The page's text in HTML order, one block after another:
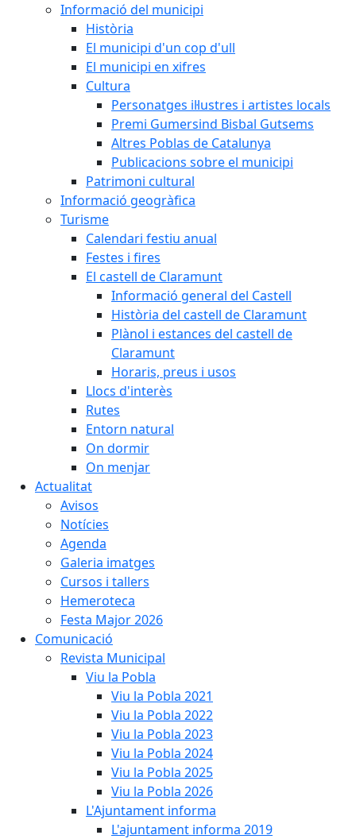
Informació del municipi
Història
El municipi d'un cop d'ull
El municipi en xifres
Cultura
Personatges il·lustres i artistes locals
Premi Gumersind Bisbal Gutsems
Altres Poblas de Catalunya
Publicacions sobre el municipi
Patrimoni cultural
Informació geogràfica
Turisme
Calendari festiu anual
Festes i fires
El castell de Claramunt
Informació general del Castell
Història del castell de Claramunt
Plànol i estances del castell de
Claramunt
Horaris, preus i usos
Llocs d'interès
Rutes
Entorn natural
On dormir
On menjar
Actualitat
Avisos
Notícies
Agenda
Galeria imatges
Cursos i tallers
Hemeroteca
Festa Major 2026
Comunicació
Revista Municipal
Viu la Pobla
Viu la Pobla 2021
Viu la Pobla 2022
Viu la Pobla 2023
Viu la Pobla 2024
Viu la Pobla 2025
Viu la Pobla 2026
L'Ajuntament informa
L'ajuntament informa 2019